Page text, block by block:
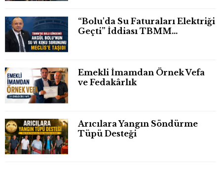
“Bolu'da Su Faturaları Elektriği
Geçti” İddiası TBMM
Emekli İmamdan Örnek Vefa
ve Fedakârlık
Arıcılara Yangın Söndürme
Tüpü Desteği